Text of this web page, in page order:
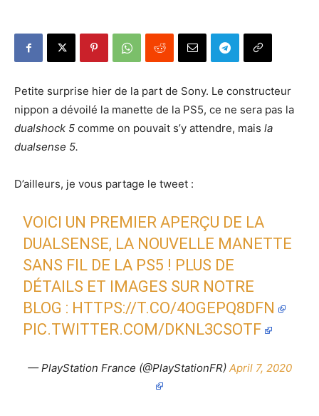
Petite surprise hier de la part de Sony. Le constructeur
nippon a dévoilé la manette de la PS5, ce ne sera pas la
dualshock 5 comme on pouvait s’y attendre, mais la
dualsense 5.
D’ailleurs, je vous partage le tweet :
VOICI UN PREMIER APERÇU DE LA
DUALSENSE, LA NOUVELLE MANETTE
SANS FIL DE LA PS5 ! PLUS DE
DÉTAILS ET IMAGES SUR NOTRE
BLOG : HTTPS://T.CO/4OGEPQ8DFN
PIC.TWITTER.COM/DKNL3CSOTF
— PlayStation France (@PlayStationFR) April 7, 2020